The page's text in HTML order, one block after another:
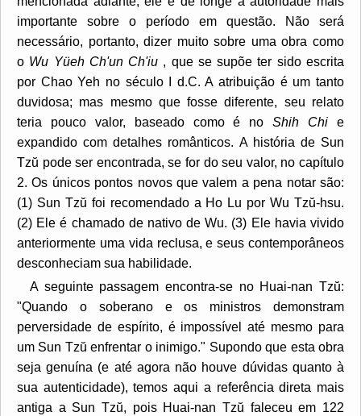
importante sobre o período em questão. Não será
necessário, portanto, dizer muito sobre uma obra como
o Wu Yüeh Ch'un Ch'iu , que se supõe ter sido escrita
por Chao Yeh no século I d.C. A atribuição é um tanto
duvidosa; mas mesmo que fosse diferente, seu relato
teria pouco valor, baseado como é noShih Chi e
expandido com detalhes românticos. A história de Sun
Tzŭ pode ser encontrada, se for do seu valor, no capítulo
2. Os únicos pontos novos que valem a pena notar são:
(1) Sun Tzŭ foi recomendado a Ho Lu por Wu Tzŭ-hsu.
(2) Ele é chamado de nativo de Wu. (3) Ele havia vivido
anteriormente uma vida reclusa, e seus contemporâneos
desconheciam sua habilidade.
A seguinte passagem encontra-se no Huai-nan Tzŭ:
"Quando o soberano e os ministros demonstram
perversidade de espírito, é impossível até mesmo para
um Sun Tzŭ enfrentar o inimigo." Supondo que esta obra
seja genuína (e até agora não houve dúvidas quanto à
sua autenticidade), temos aqui a referência direta mais
antiga a Sun Tzŭ, pois Huai-nan Tzŭ faleceu em 122